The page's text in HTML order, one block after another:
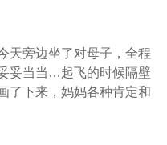
天旁边坐了对母子，全程
妥当当…起飞的时候隔壁
了下来，妈妈各种肯定和